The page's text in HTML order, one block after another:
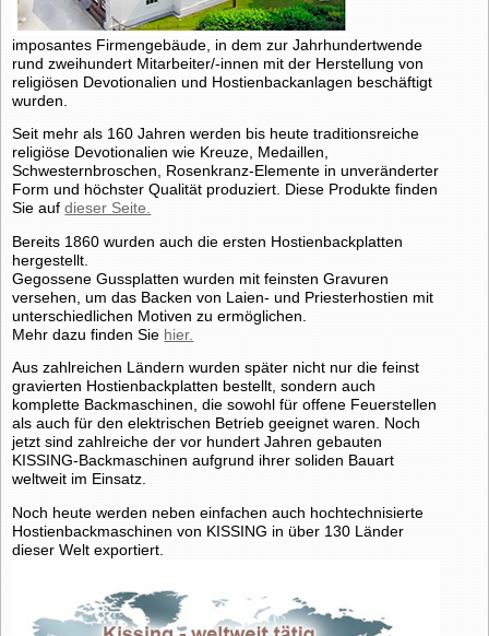
imposantes Firmengebäude, in dem zur Jahrhundertwende
rund zweihundert Mitarbeiter/-innen mit der Herstellung von
religiösen Devotionalien und Hostienbackanlagen beschäftigt
wurden.
Seit mehr als 160 Jahren werden bis heute traditionsreiche
religiöse Devotionalien wie Kreuze, Medaillen,
Schwesternbroschen, Rosenkranz-Elemente in unveränderter
Form und höchster Qualität produziert. Diese Produkte finden
Sie aufdieser Seite.
Bereits 1860 wurden auch die ersten Hostienbackplatten
hergestellt.
Gegossene Gussplatten wurden mit feinsten Gravuren
versehen, um das Backen von Laien- und Priesterhostien mit
unterschiedlichen Motiven zu ermöglichen.
Mehr dazu finden Sie hier.
Aus zahlreichen Ländern wurden später nicht nur die feinst
gravierten Hostienbackplatten bestellt, sondern auch
komplette Backmaschinen, die sowohl für offene Feuerstellen
als auch für den elektrischen Betrieb geeignet waren. Noch
jetzt sind zahlreiche der vor hundert Jahren gebauten
KISSING-Backmaschinen aufgrund ihrer soliden Bauart
weltweit im Einsatz.
Noch heute werden neben einfachen auch hochtechnisierte
Hostienbackmaschinen von KISSING in über 130 Länder
dieser Welt exportiert.